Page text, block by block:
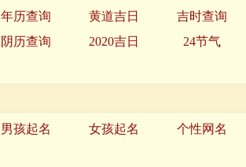
年历查询 黄道吉日
吉时查询
阴历查询 2020吉日
24节气
男孩起名 女孩起名
个性网名